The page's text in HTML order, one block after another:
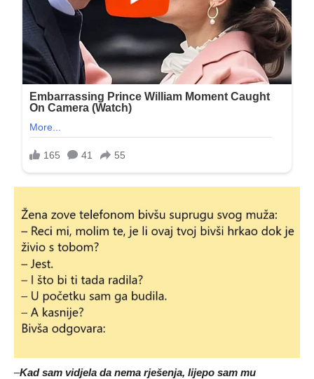
–Kad sam vidjela da nema rješenja, lijepo sam mu